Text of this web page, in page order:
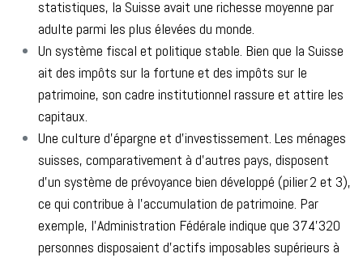
statistiques, la Suisse avait une richesse moyenne par
adulte parmi les plus élevées du monde.
Un système fiscal et politique stable. Bien que la Suisse
ait des impôts sur la fortune et des impôts sur le
patrimoine, son cadre institutionnel rassure et attire les
capitaux.
Une culture d’épargne et d’investissement. Les ménages
suisses, comparativement à d’autres pays, disposent
d’un système de prévoyance bien développé (pilier 2 et 3),
ce qui contribue à l’accumulation de patrimoine. Par
exemple, l'Administration Fédérale indique que 374'320
personnes disposaient d’actifs imposables supérieurs à